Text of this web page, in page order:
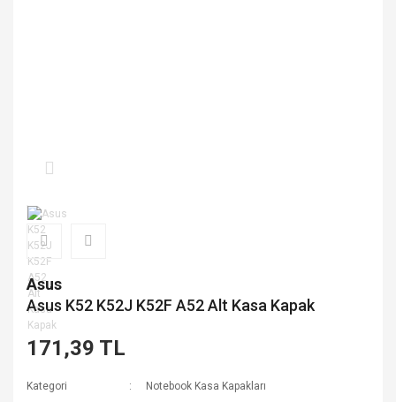
Asus
Asus K52 K52J K52F A52 Alt Kasa Kapak
171,39 TL
Kategori
Notebook Kasa Kapakları